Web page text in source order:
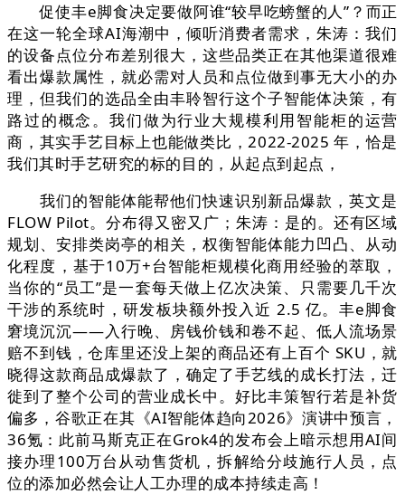
促使丰e脚食决定要做阿谁“较早吃螃蟹的人”？而正
在这一轮全球AI海潮中，倾听消费者需求，朱涛：我们
的设备点位分布差别很大，这些品类正在其他渠道很难
看出爆款属性，就必需对人员和点位做到事无大小的办
理，但我们的选品全由丰聆智行这个子智能体决策，有
路过的概念。我们做为行业大规模利用智能柜的运营
商，其实手艺目标上也能做类比，2022-2025 年，恰是
我们其时手艺研究的标的目的，从起点到起点，
我们的智能体能帮他们快速识别新品爆款，英文是
FLOW Pilot。分布得又密又广；朱涛：是的。还有区域
规划、安排类岗亭的相关，权衡智能体能力凹凸、从动
化程度，基于10万+台智能柜规模化商用经验的萃取，
当你的“员工”是一套每天做上亿次决策、只需要几千次
干涉的系统时，研发板块额外投入近 2.5 亿。丰e脚食
窘境沉沉——入行晚、房钱价钱和卷不起、低人流场景
赔不到钱，仓库里还没上架的商品还有上百个 SKU，就
晓得这款商品成爆款了，确定了手艺线的成长打法，迁
徙到了整个公司的营业成长中。好比丰策智行若是补货
偏多，谷歌正在其《AI智能体趋向2026》演讲中预言，
36氪：此前马斯克正在Grok4的发布会上暗示想用AI间
接办理100万台从动售货机，拆解给分歧施行人员，点
位的添加必然会让人工办理的成本持续走高！